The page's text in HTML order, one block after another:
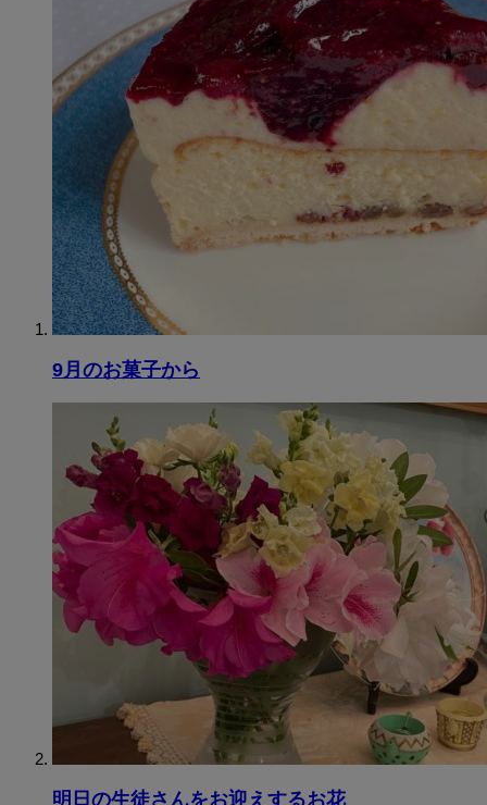
9月のお菓子から
明日の生徒さんをお迎えするお花